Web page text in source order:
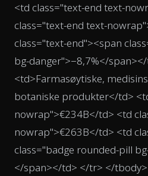
<td class="text-end text-
class="text-end text-
class="text-end"><span
bg-danger">−8,7%</
<td>Farmasøytiske,
botaniske produkter</td>
nowrap">€234B</td> <td
nowrap">€263B</td> <td
class="badge rounded-pill
</span></td> </tr> </